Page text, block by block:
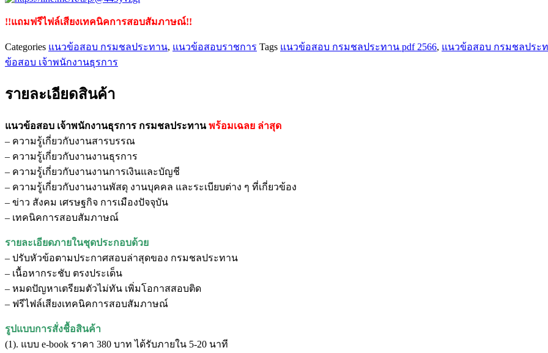
!!แถมฟรีไฟล์เสียงเทคนิคการสอบสัมภาษณ์!!
Categories แนวข้อสอบ กรมชลประทาน, แนวข้อสอบราชการ Tags แนวข้อสอบ กรมชลประทาน pdf 2566, แนวข้อสอบ กรมชลประ
ข้อสอบ เจ้าพนักงานธุรการ
รายละเอียดสินค้า
แนวข้อสอบ เจ้าพนักงานธุรการ กรมชลประทานพร้อมเฉลย ล่าสุด
– ความรู้เกี่ยวกับงานสารบรรณ
– ความรู้เกี่ยวกับงานงานธุรการ
– ความรู้เกี่ยวกับงานงานการเงินและบัญชี
– ความรู้เกี่ยวกับงานงานพัสดุ งานบุคคล และระเบียบต่าง ๆ ที่เกี่ยวข้อง
– ข่าว สังคม เศรษฐกิจ การเมืองปัจจุบัน
– เทคนิคการสอบสัมภาษณ์
รายละเอียดภายในชุดประกอบด้วย
– ปรับหัวข้อตามประกาศสอบล่าสุดของ กรมชลประทาน
– เนื้อหากระชับ ตรงประเด็น
– หมดปัญหาเตรียมตัวไม่ทัน เพิ่มโอกาสสอบติด
– ฟรีไฟล์เสียงเทคนิคการสอบสัมภาษณ์
รูปแบบการสั่งชื้อสินค้า
(1). แบบ e-book ราคา 380 บาท ได้รับภายใน 5-20 นาที